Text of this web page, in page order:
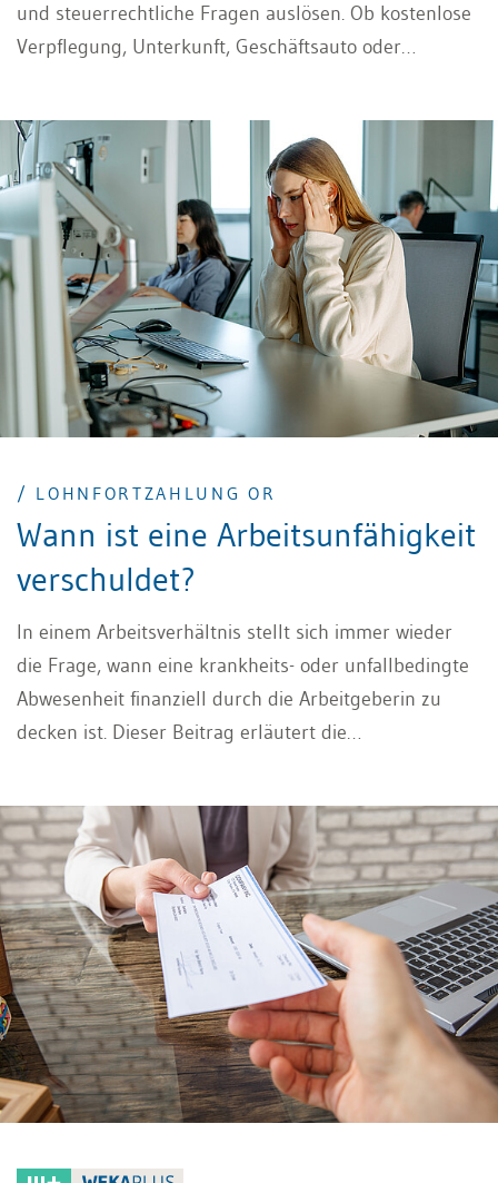
und steuerrechtliche Fragen auslösen. Ob kostenlose
Verpflegung, Unterkunft, Geschäftsauto oder
korrekt bewertet, abgerechnet und im Lohnausweis
deklariert werden muss.
/ LOHNFORTZAHLUNG OR
Wann ist eine Arbeitsunfähigkeit
verschuldet?
In einem Arbeitsverhältnis stellt sich immer wieder
die Frage, wann eine krankheits- oder unfallbedingte
Abwesenheit finanziell durch die Arbeitgeberin zu
decken ist. Dieser Beitrag erläutert die
wann eine verschuldete Abwesenheit vorliegt. Ist die
Abwesenheit verschuldet, hat die Arbeitgeberin
nämlich keine Lohnfortzahlungspflicht (das Vorliegen
einer allfälligen Krankentaggeldversicherung und
deren Implikationen werden in diesem Artikel nicht
besprochen). Ebenso wenig wird die
Beweisproblematik in diesem Artikel behandelt.